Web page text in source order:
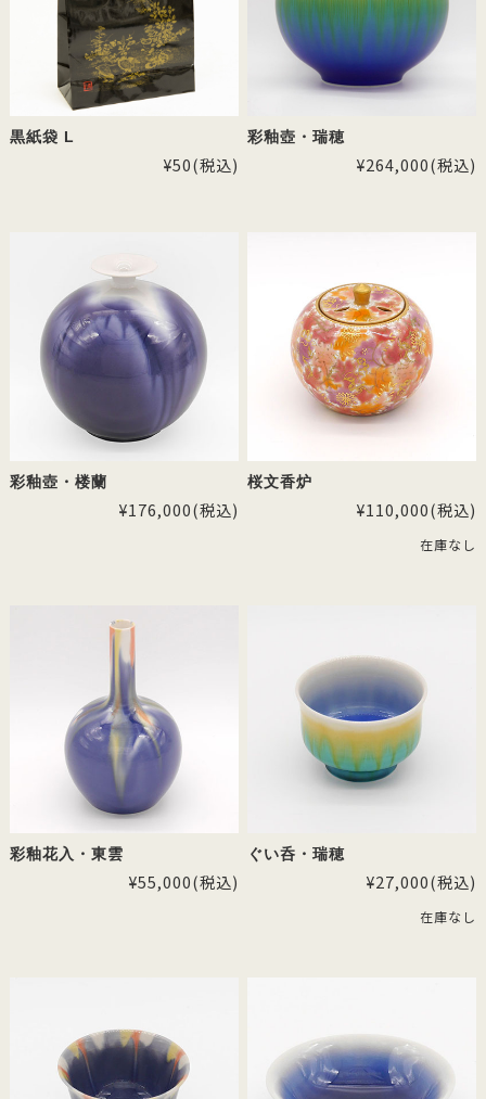
黒紙袋 L
¥50(税込)
彩釉壺・瑞穂
¥264,000(税込)
彩釉壺・楼蘭
¥176,000(税込)
桜文香炉
¥110,000(税込)
在庫なし
彩釉花入・東雲
¥55,000(税込)
ぐい呑・瑞穂
¥27,000(税込)
在庫なし